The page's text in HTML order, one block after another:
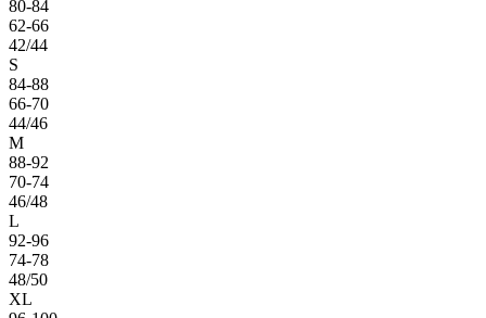
80-84
62-66
42/44
S
84-88
66-70
44/46
M
88-92
70-74
46/48
L
92-96
74-78
48/50
XL